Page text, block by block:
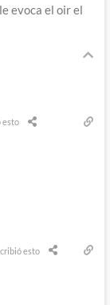
evoca el oir el
esto
esto